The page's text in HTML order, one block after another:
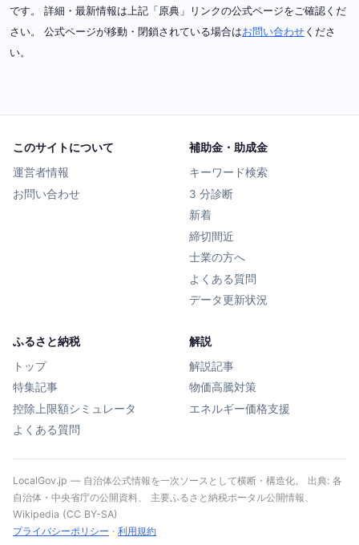
です。 詳細・最新情報は上記「原典」リンクの公式ページをご確認くだ
さい。 公式ページが移動・閉鎖されている場合はお問い合わせ くださ
い。
このサイトについて
運営者情報
お問い合わせ
補助金・助成金
キーワード検索
3 分診断
新着
締切間近
士業の方へ
よくある質問
データ更新状況
ふるさと納税
トップ
特集記事
控除上限額シミュレータ
よくある質問
解説
解説記事
物価高騰対策
エネルギー価格支援
LocalGov.jp — 自治体公式情報を一次ソースとして横断・構造化。 出典: 各
自治体・中央省庁の公開資料、 主要ふるさと納税ポータル公開情報、
Wikipedia (CC BY-SA)
プライバシーポリシー · 利用規約